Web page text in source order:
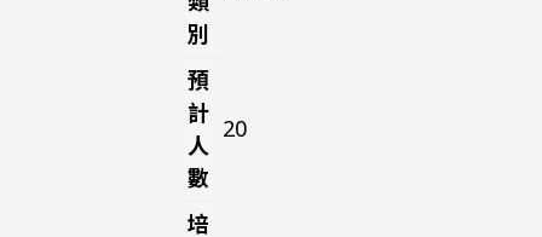
別
預
計
人
數
20
培